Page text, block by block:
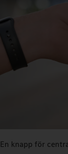
En knapp för